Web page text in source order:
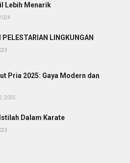
Lebih Menarik
PELESTARIAN LINGKUNGAN
Pria 2025: Gaya Modern dan
2025
Dalam Karate